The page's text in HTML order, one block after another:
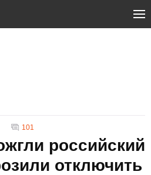
101
российский
отключить